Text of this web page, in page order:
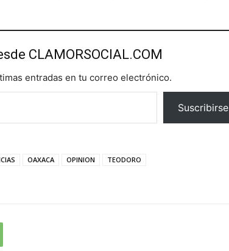
CLAMORSOCIAL.COM
entradas en tu correo electrónico.
Suscribirse
OAXACA OPINION
TEODORO